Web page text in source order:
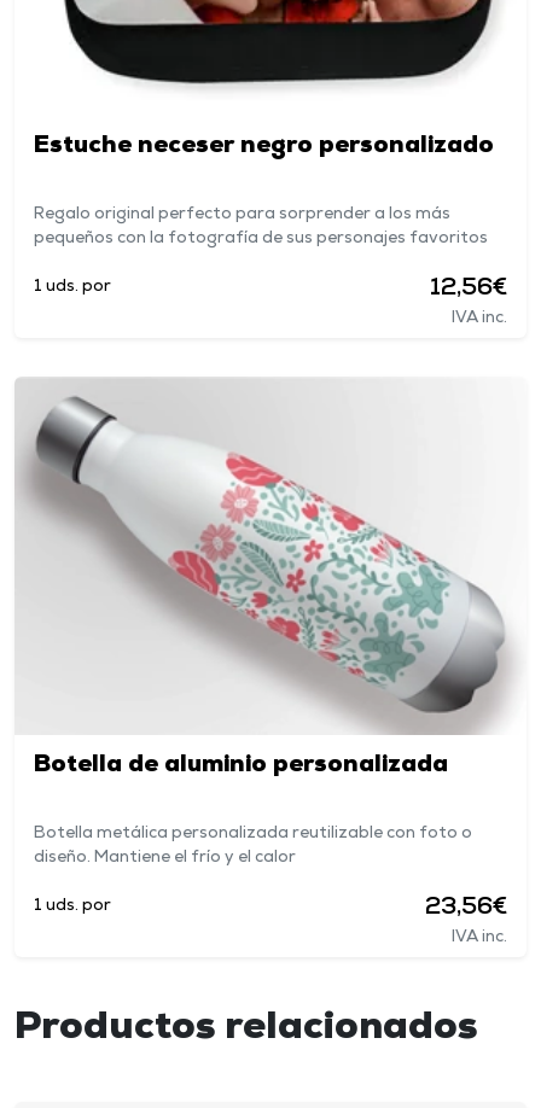
Estuche neceser negro personalizado
Regalo original perfecto para sorprender a los más
pequeños con la fotografía de sus personajes favoritos
1 uds. por 12,56€
IVA inc.
Botella de aluminio personalizada
Botella metálica personalizada reutilizable con foto o
diseño. Mantiene el frío y el calor
1 uds. por 23,56€
IVA inc.
Productos relacionados